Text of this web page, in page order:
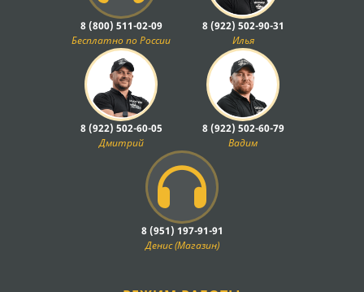
8 (800) 511-02-09
Бесплатно по России
8 (922) 502-90-31
Илья
8 (922) 502-60-05
Дмитрий
8 (922) 502-60-79
Вадим
8 (951) 197-91-91
Денис (Магазин)